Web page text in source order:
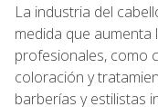
La industria del
medida que aumenta
profesionales, como
coloración y
barberías y estilistas